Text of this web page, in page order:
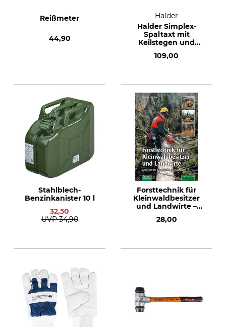
Reißmeter
44,90
Halder
Halder Simplex-
Spaltaxt mit
Keilstegen und
109,00
Stahlblech-
Benzinkanister 10 l
32,50
UVP 34,90
Forsttechnik für
Kleinwaldbesitzer
und Landwirte –
Erschließung,
28,00